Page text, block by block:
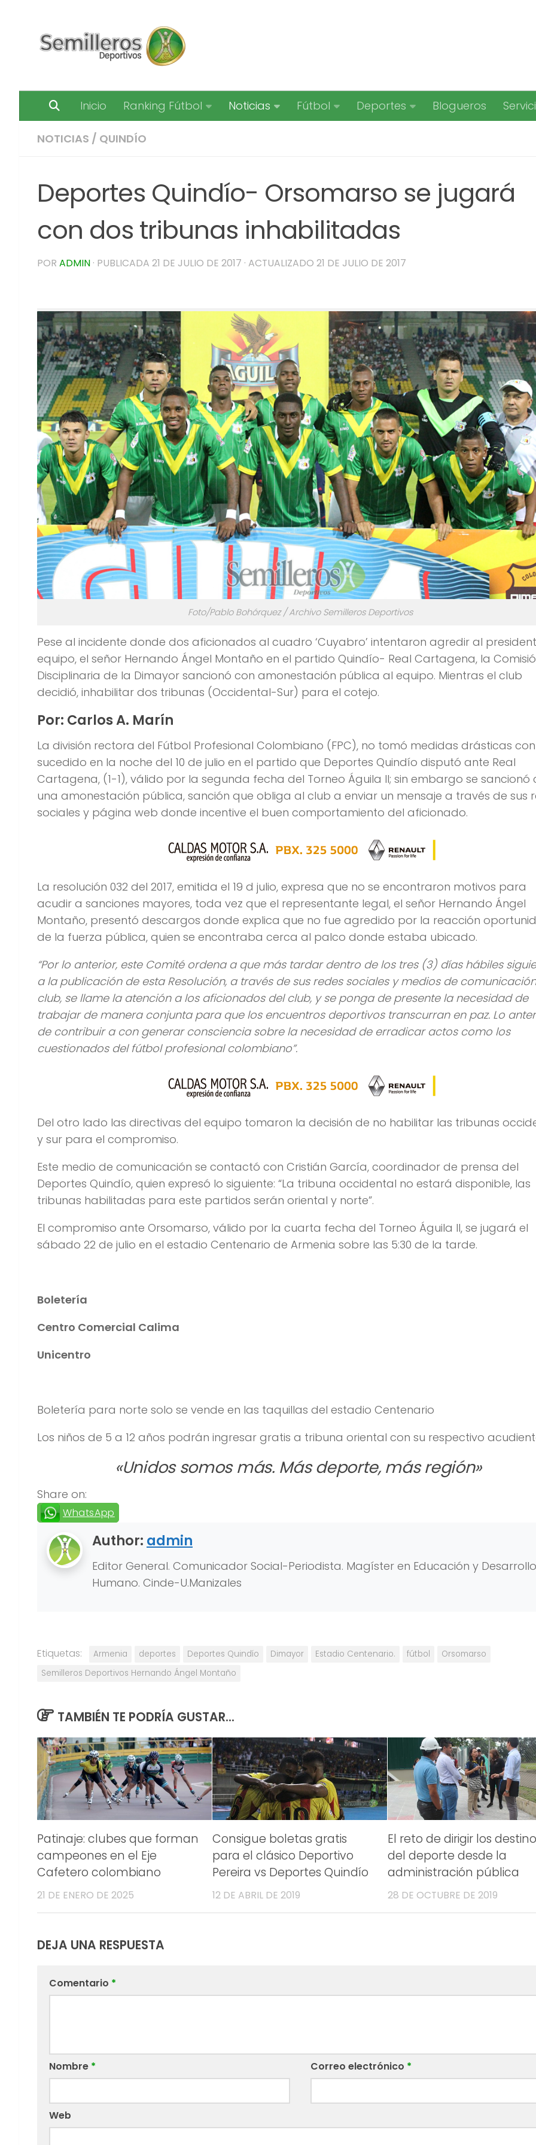
Inicio Ranking Fútbol Noticias Fútbol Deportes Blogueros
NOTICIAS / QUINDÍO
Deportes Quindío- Orsomarso se jugará
con dos tribunas inhabilitadas
POR ADMIN · PUBLICADA 21 DE JULIO DE 2017 · ACTUALIZADO 21 DE JULIO DE 2017
Foto/Pablo Bohórquez / Archivo Semilleros Deportivos
Pese al incidente donde dos aficionados al cuadro ‘Cuyabro’ intentaron agredir al
equipo, el señor Hernando Ángel Montaño en el partido Quindío- Real Cartagena, la
Disciplinaria de la Dimayor sancionó con amonestación pública al equipo. Mientras el club
decidió, inhabilitar dos tribunas (Occidental-Sur) para el cotejo.
Por: Carlos A. Marín
La división rectora del Fútbol Profesional Colombiano (FPC), no tomó medidas drásticas
sucedido en la noche del 10 de julio en el partido que Deportes Quindío disputó ante Real
Cartagena, (1-1), válido por la segunda fecha del Torneo Águila II; sin embargo se sancionó
una amonestación pública, sanción que obliga al club a enviar un mensaje a través de sus
sociales y página web donde incentive el buen comportamiento del aficionado.
La resolución 032 del 2017, emitida el 19 d julio, expresa que no se encontraron motivos para
acudir a sanciones mayores, toda vez que el representante legal, el señor Hernando Ángel
Montaño, presentó descargos donde explica que no fue agredido por la reacción
de la fuerza pública, quien se encontraba cerca al palco donde estaba ubicado.
“Por lo anterior, este Comité ordena a que más tardar dentro de los tres (3) días hábiles
a la publicación de esta Resolución, a través de sus redes sociales y medios de
club, se llame la atención a los aficionados del club, y se ponga de presente la necesidad de
trabajar de manera conjunta para que los encuentros deportivos transcurran en paz. Lo
de contribuir a con generar consciencia sobre la necesidad de erradicar actos como los
cuestionados del fútbol profesional colombiano”.
Del otro lado las directivas del equipo tomaron la decisión de no habilitar las tribunas
y sur para el compromiso.
Este medio de comunicación se contactó con Cristián García, coordinador de prensa del
Deportes Quindío, quien expresó lo siguiente: “La tribuna occidental no estará disponible, las
tribunas habilitadas para este partidos serán oriental y norte”.
El compromiso ante Orsomarso, válido por la cuarta fecha del Torneo Águila II, se jugará el
sábado 22 de julio en el estadio Centenario de Armenia sobre las 5:30 de la tarde.
Boletería
Centro Comercial Calima
Unicentro
Boletería para norte solo se vende en las taquillas del estadio Centenario
Los niños de 5 a 12 años podrán ingresar gratis a tribuna oriental con su respectivo
«Unidos somos más. Más deporte, más región»
Share on:
WhatsApp
Author: admin
Editor General. Comunicador Social-Periodista. Magíster en Educación y Desarrollo
Humano. Cinde-U.Manizales
Etiquetas: Armenia deportes Deportes Quindío Dimayor Estadio Centenario. fútbol
Orsomarso
Semilleros Deportivos Hernando Ángel Montaño
TAMBIÉN TE PODRÍA GUSTAR...
Patinaje: clubes que forman
campeones en el Eje
Cafetero colombiano
21 DE ENERO DE 2025
Consigue boletas gratis
para el clásico Deportivo
Pereira vs Deportes Quindío
12 DE ABRIL DE 2019
El reto de dirigir los
del deporte desde la
administración pública
28 DE OCTUBRE DE 2019
DEJA UNA RESPUESTA
Comentario *
Nombre * Correo electrónico *
Web